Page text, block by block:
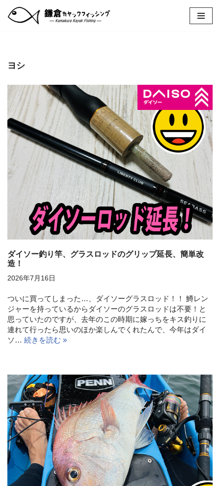
ツ
ス
キ
ッ
プ
ヨシ
ダイソー釣り竿、グラスロッドのグリップ延長、簡単改
造！
2026年7月16日
ついに買ってしまった…、ダイソーグラスロッド！！ 鱒レン
ジャーを持っているからダイソーのグラスロッドは不要！と
思っていたのですが、去年のこの時期に嫁っちをキス釣りに
連れて行ったら思いのほか楽しんでくれたんで、今年はダイ
ソ… 続きを読む »